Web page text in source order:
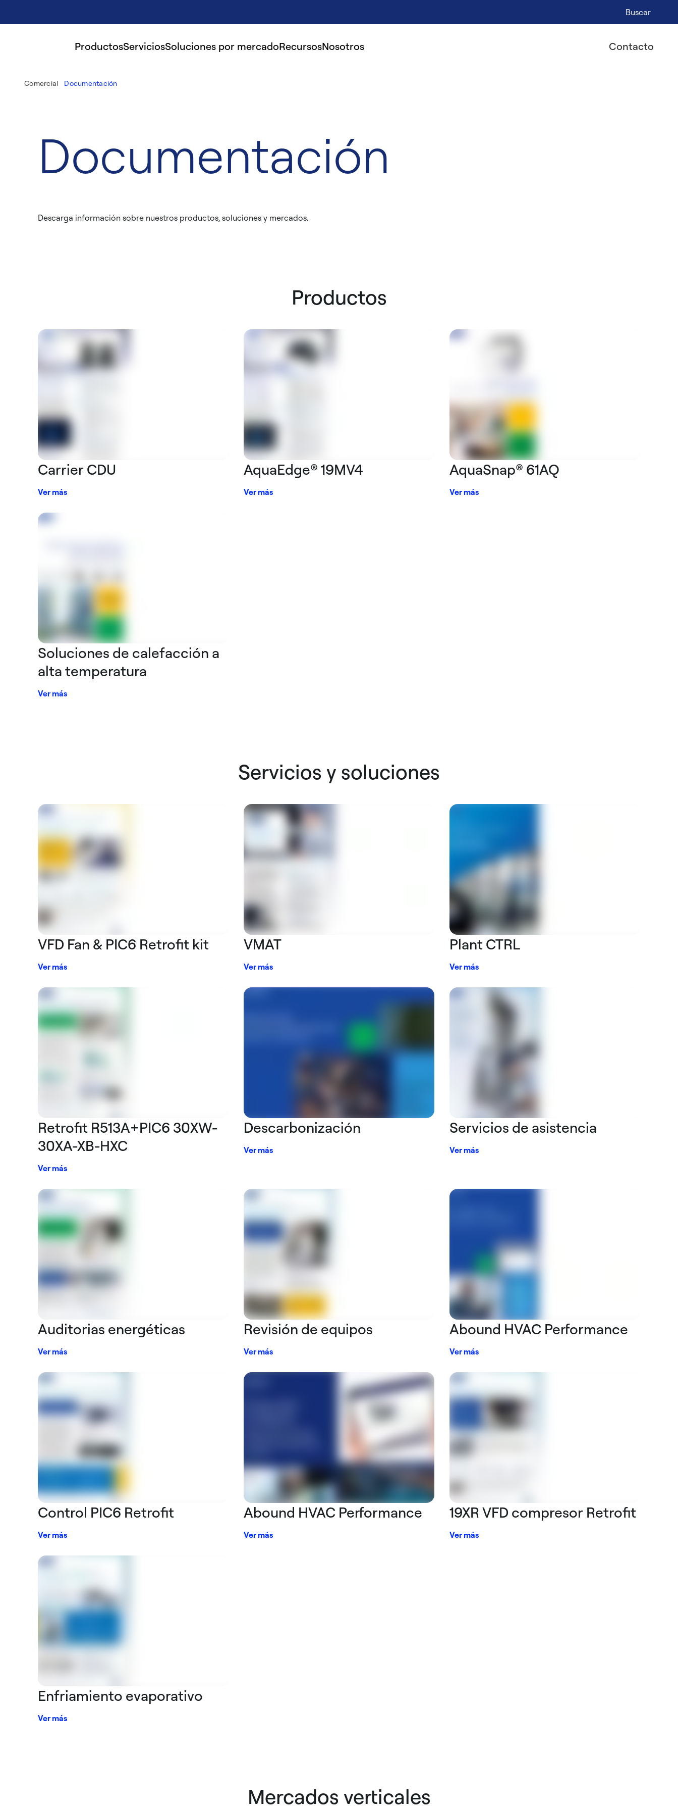
Buscar
ProductosServiciosSoluciones por mercadoRecursosNosotros Contacto
Comercial Documentación
Documentación
Descarga información sobre nuestros productos, soluciones y mercados.
Productos
Carrier CDU
Ver más
AquaEdge® 19MV4
Ver más
AquaSnap® 61AQ
Ver más
Soluciones de calefacción a
alta temperatura
Ver más
Servicios y soluciones
VFD Fan & PIC6 Retrofit kit
Ver más
VMAT
Ver más
Plant CTRL
Ver más
Retrofit R513A+PIC6 30XW-
30XA-XB-HXC
Ver más
Descarbonización
Ver más
Servicios de asistencia
Ver más
Auditorias energéticas
Ver más
Revisión de equipos
Ver más
Abound HVAC Performance
Ver más
Control PIC6 Retrofit
Ver más
Abound HVAC Performance
Ver más
19XR VFD compresor Retrofit
Ver más
Enfriamiento evaporativo
Ver más
Mercados verticales